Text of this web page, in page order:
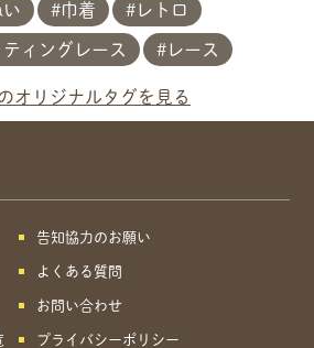
い 巾着 レトロ
ティングレース レース
オリジナルタグを見る
共有方法を選択
告知協力のお願い
よくある質問
お問い合わせ
プライバシーポリシー